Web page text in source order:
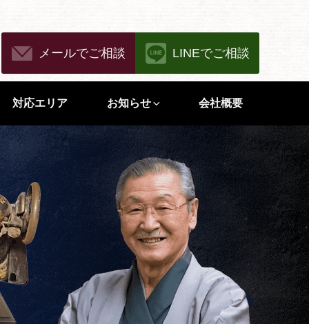
メールでご相談 LINEでご相談
対応エリア お知らせ 会社概要